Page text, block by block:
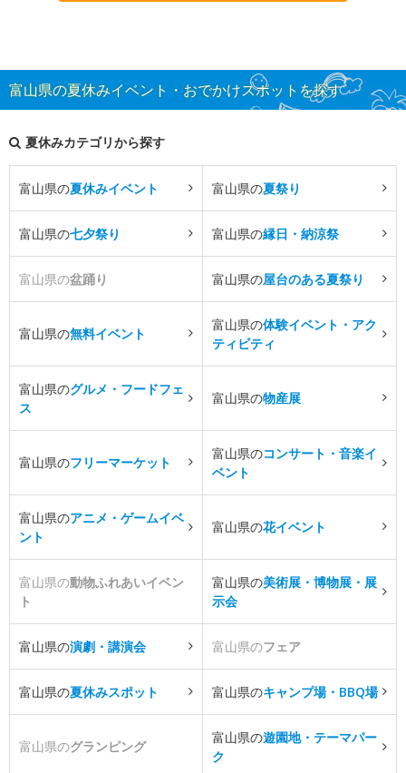
富山県の夏休みイベント・おでかけスポットを探す
夏休みカテゴリから探す
富山県の夏休みイベント 富山県の夏祭り
富山県の七夕祭り 富山県の縁日・納涼祭
富山県の盆踊り 富山県の屋台のある夏祭り
富山県の無料イベント
富山県の体験イベント・アク
ティビティ
富山県のグルメ・フードフェ
ス
富山県の物産展
富山県のフリーマーケット
富山県のコンサート・音楽イ
ベント
富山県のアニメ・ゲームイベ
ント
富山県の花イベント
富山県の動物ふれあいイベン
ト
富山県の美術展・博物展・展
示会
富山県の演劇・講演会 富山県のフェア
富山県の夏休みスポット 富山県のキャンプ場・BBQ場
富山県のグランピング
富山県の遊園地・テーマパー
ク